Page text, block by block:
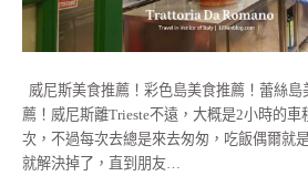
威尼斯美食推薦！彩色島美食推薦！蕾絲島
薦！威尼斯離Trieste不遠，大概是2小時的
次，不過每次去總是來去匆匆，吃飯偶爾就
就解決掉了，直到朋友…